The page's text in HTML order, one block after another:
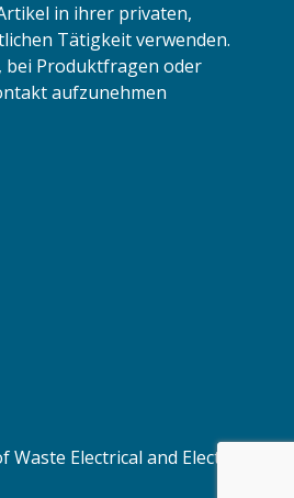
Electrical and Electronic
in ihrer privaten,
Tätigkeit verwenden.
bei Produktfragen oder
aufzunehmen